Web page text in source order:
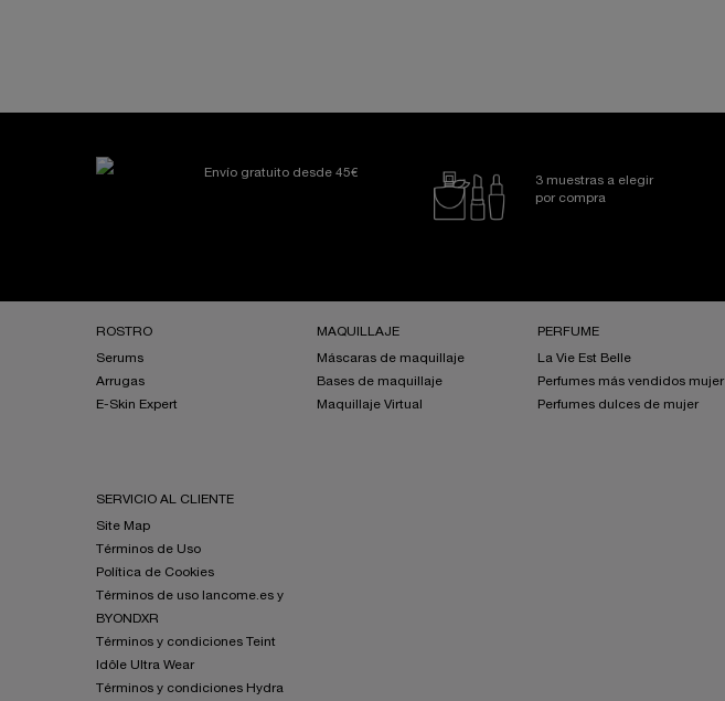
Envío gratuito desde 45€
3 muestras a elegir
por compra
ROSTRO
Serums
Arrugas
E-Skin Expert
MAQUILLAJE
Máscaras de maquillaje
Bases de maquillaje
Maquillaje Virtual
PERFUME
La Vie Est Belle
Perfumes más vendidos mujer
Perfumes dulces de mujer
SERVICIO AL CLIENTE
Site Map
Términos de Uso
Política de Cookies
Términos de uso lancome.es y
BYONDXR
Términos y condiciones Teint
Idôle Ultra Wear
Términos y condiciones Hydra